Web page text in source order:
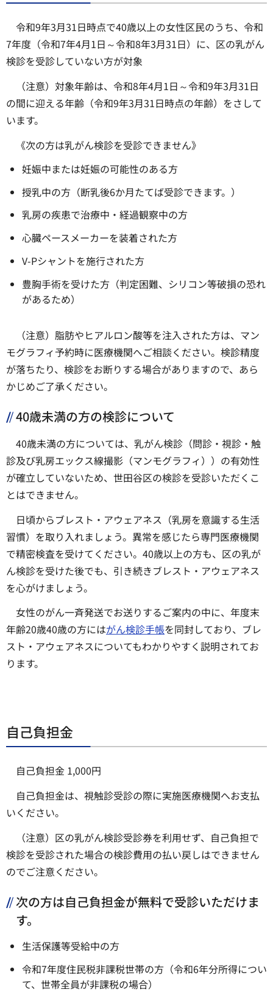
令和9年3月31日時点で40歳以上の女性区民のうち、令和
7年度（令和7年4月1日～令和8年3月31日）に、区の乳がん
検診を受診していない方が対象
（注意）対象年齢は、令和8年4月1日～令和9年3月31日
の間に迎える年齢（令和9年3月31日時点の年齢）をさして
います。
《次の方は乳がん検診を受診できません》
妊娠中または妊娠の可能性のある方
授乳中の方（断乳後6か月たてば受診できます。）
乳房の疾患で治療中・経過観察中の方
心臓ペースメーカーを装着された方
V-Pシャントを施行された方
豊胸手術を受けた方（判定困難、シリコン等破損の恐れ
があるため）
（注意）脂肪やヒアルロン酸等を注入された方は、マン
モグラフィ予約時に医療機関へご相談ください。検診精度
が落ちたり、検診をお断りする場合がありますので、あら
かじめご了承ください。
40歳未満の方の検診について
40歳未満の方については、乳がん検診（問診・視診・触
診及び乳房エックス線撮影（マンモグラフィ））の有効性
が確立していないため、世田谷区の検診を受診いただくこ
とはできません。
日頃からブレスト・アウェアネス（乳房を意識する生活
習慣）を取り入れましょう。異常を感じたら専門医療機関
で精密検査を受けてください。40歳以上の方も、区の乳が
ん検診を受けた後でも、引き続きブレスト・アウェアネス
を心がけましょう。
女性のがん一斉発送でお送りするご案内の中に、年度末
年齢20歳40歳の方にはがん検診手帳を同封しており、ブレ
スト・アウェアネスについてもわかりやすく説明されてお
ります。
自己負担金
自己負担金 1,000円
自己負担金は、視触診受診の際に実施医療機関へお支払
いください。
（注意）区の乳がん検診受診券を利用せず、自己負担で
検診を受診された場合の検診費用の払い戻しはできません
のでご注意ください。
次の方は自己負担金が無料で受診いただけま
す。
生活保護等受給中の方
令和7年度住民税非課税世帯の方（令和6年分所得につい
て、世帯全員が非課税の場合）